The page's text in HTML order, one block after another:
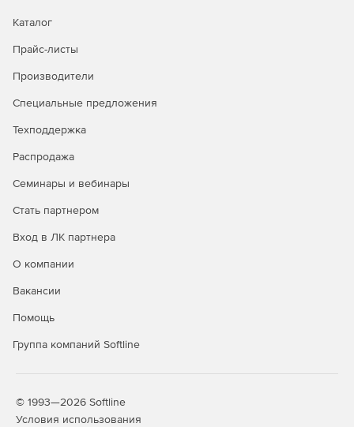
Каталог
Прайс-листы
Производители
Специальные предложения
Техподдержка
Распродажа
Семинары и вебинары
Стать партнером
Вход в ЛК партнера
О компании
Вакансии
Помощь
Группа компаний Softline
© 1993—2026 Softline
Условия использования